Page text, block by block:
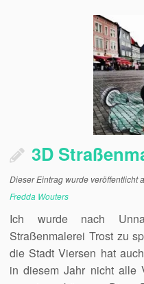
3D
Dieser Eintrag wurde veröffentlicht
Fredda Wouters
Ich wurde nach
Straßenmalerei Trost zu
die Stadt Viersen hat
in diesem Jahr nicht alle